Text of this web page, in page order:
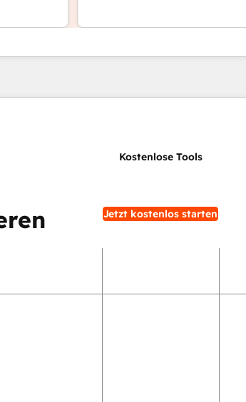
Jetzt kostenlos starten